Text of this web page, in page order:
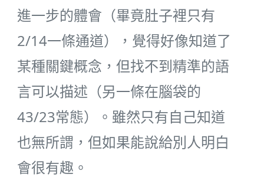
進一步的體會（畢竟肚子裡只有
2/14一條通道），覺得好像知道了
某種關鍵概念，但找不到精準的語
言可以描述（另一條在腦袋的
43/23常態）。雖然只有自己知道
也無所謂，但如果能說給別人明白
會很有趣。